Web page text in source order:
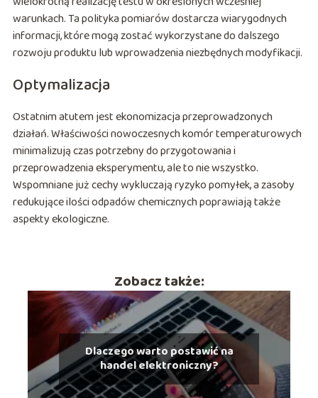
warunkach. Ta polityka pomiarów dostarcza wiarygodnych
informacji, które mogą zostać wykorzystane do dalszego
rozwoju produktu lub wprowadzenia niezbędnych modyfikacji.
Optymalizacja
Ostatnim atutem jest ekonomizacja przeprowadzonych
działań. Właściwości nowoczesnych komór temperaturowych
minimalizują czas potrzebny do przygotowania i
przeprowadzenia eksperymentu, ale to nie wszystko.
Wspomniane już cechy wykluczają ryzyko pomyłek, a zasoby
redukujące ilości odpadów chemicznych poprawiają także
aspekty ekologiczne.
Zobacz także:
Dlaczego warto postawić na
handel elektroniczny?